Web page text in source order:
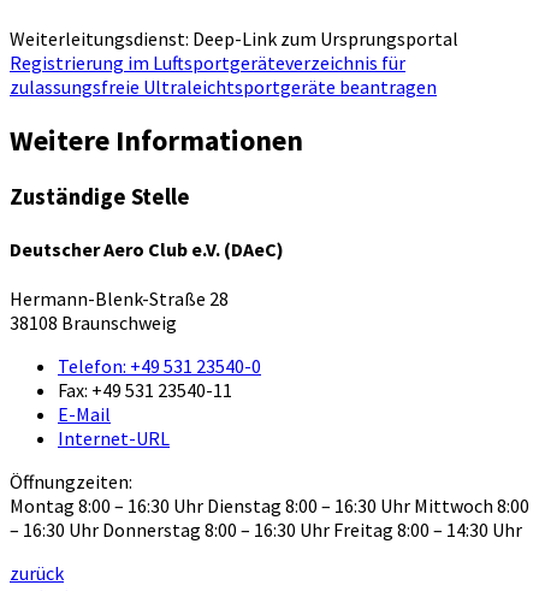
Weiterleitungsdienst: Deep-Link zum Ursprungsportal
Registrierung im Luftsportgeräteverzeichnis für
zulassungsfreie Ultraleichtsportgeräte beantragen
Weitere Informationen
Zuständige Stelle
Deutscher Aero Club e.V. (DAeC)
Hermann-Blenk-Straße 28
38108 Braunschweig
Telefon: +49 531 23540-0
Fax: +49 531 23540-11
E-Mail
Internet-URL
Öffnungzeiten:
Montag 8:00 – 16:30 Uhr Dienstag 8:00 – 16:30 Uhr Mittwoch 8:00
– 16:30 Uhr Donnerstag 8:00 – 16:30 Uhr Freitag 8:00 – 14:30 Uhr
zurück